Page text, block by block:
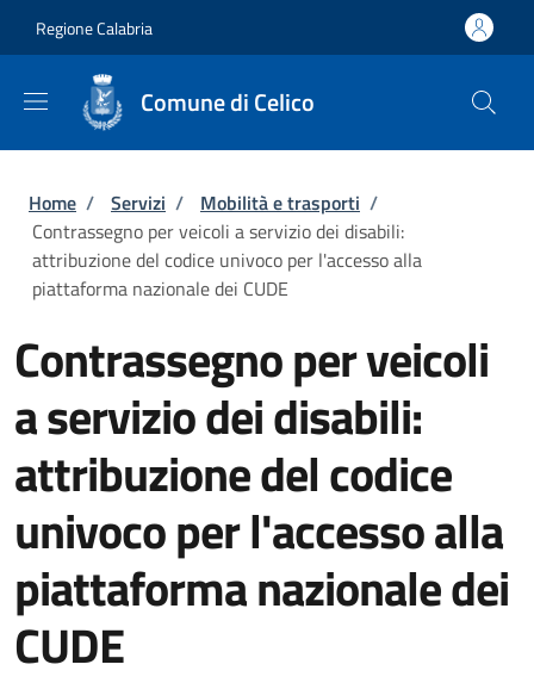
Regione Calabria
Comune di Celico
Briciole di pane
Home / Servizi / Mobilità e trasporti /
Contrassegno per veicoli a servizio dei disabili:
attribuzione del codice univoco per l'accesso alla
piattaforma nazionale dei CUDE
Contrassegno per veicoli
a servizio dei disabili:
attribuzione del codice
univoco per l'accesso alla
piattaforma nazionale dei
CUDE